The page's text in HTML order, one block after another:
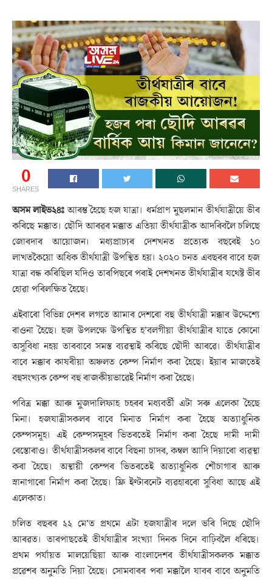
0
SHARES
অসম লাইভ২৪ঃআৰম্ভ হৈছে হজ যাত্ৰা। ধৰ্মপ্ৰাণ মুছলমান তীৰ্থযাত্ৰীয়ে ভীৰ
কৰিছে মক্কাত। ছৌদি আৰৱৰ মক্কাত এতিয়া তীৰ্থযাত্ৰীক আদৰিবলৈ চলিছে
জোৰদাৰ আয়োজন। মধ্যপ্ৰাচ্যৰ দেশখনত প্ৰত্যেক বছৰেই ১০
লাখতকৈয়ো অধিক তীৰ্থযাত্ৰী উপস্থিত হয়। ২০২০ চনত এবছৰৰ বাবে হজ
যাত্ৰা বন্ধ কৰিছিল যদিও তাৰপিছৰে পৰাই দেশখনত তীৰ্থযাত্ৰীৰ যথেষ্ট ভীৰ
হোৱা পৰিলক্ষিত হৈছে।
এইবাৰো বিভিন্ন দেশৰ লগতে আমাৰ দেশৰো বহু তীৰ্থযাত্ৰী মক্কাৰ উদ্দেশ্যে
ৰাওনা হৈছে। হজ উপলক্ষে উপস্থিত হ’বলগীয়া তীৰ্থযাত্ৰীৰ যাতে কোনো
অসুবিধা নহয় তাৰবাবে সমস্ত ব্যৱস্থাই কৰিছে ছৌদী আৰৱে। তীৰ্থযাত্ৰীৰ
বাবে মক্কাৰ কাষৰীয়া অঞ্চলত কেম্প নিৰ্মাণ কৰা হৈছে। ইয়াৰ মাজতেই
বহুসংখ্যক কেম্প বহু ৰাজকীয়ভাৱেই নিৰ্মাণ কৰা হৈছে।
পবিত্ৰ মক্কা আৰু মুজদালিফাহ চহৰৰ মধ্যবৰ্তী এটা সৰু এলেকা হৈছে
মিনা। হজযাত্ৰীসকলৰ বাবে মিনাত নিৰ্মাণ কৰা হৈছে অত্যাধুনিক
কেম্পসমূহ। এই কেম্পসমূহৰ ভিতৰতেই নিৰ্মাণ কৰা হৈছে দামী দামী
ৰেস্তোৰাও। তীৰ্থযাত্ৰীসকলৰ বাবে বিছনা চাদৰ, কম্বল আদি দিয়াৰো ব্যৱস্থা
কৰা হৈছে। অস্থায়ী কেম্পৰ ভিতৰতেই অত্যাধুনিক শৌচাগাৰ আৰু
স্নানাগাৰো নিৰ্মাণ কৰা হৈছে। ফ্ৰি ইণ্টাৰনেট ব্যৱহাৰৰো সুবিধা আছে এই
এলেকাত।
চলিত বছৰৰ ২২ মে’ত প্ৰথমে এটা হজযাত্ৰীৰ দলে ভৰি দিছে ছৌদি
আৰৱত। তাৰপাছতেই তীৰ্থযাত্ৰীৰ সংখ্যা দিনক দিনে বাঢ়িবলৈ ধৰিছে।
প্রথম পৰ্যায়ত মালয়েছিয়া আৰু বাংলাদেশৰ তীৰ্থযাত্ৰীসকলক মক্কাত
প্ৰৱেশৰ অনুমতি দিয়া হৈছে। সোমবাৰৰ পৰা মক্কালৈ যাবৰ বাবে অনুমতি